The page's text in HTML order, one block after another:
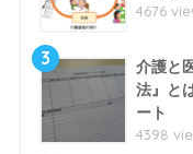
4676
3
介護と
法』と
ート
4398